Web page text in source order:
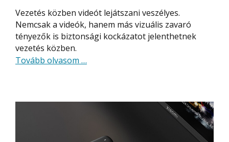
Vezetés közben videót lejátszani veszélyes.
Nemcsak a videók, hanem más vizuális zavaró
tényezők is biztonsági kockázatot jelenthetnek
vezetés közben.
Tovább olvasom about
Android
…